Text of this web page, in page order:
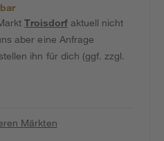
Troisdorfaktuell nicht
aber eine Anfrage
ihn für dich (ggf. zzgl.
Märkten